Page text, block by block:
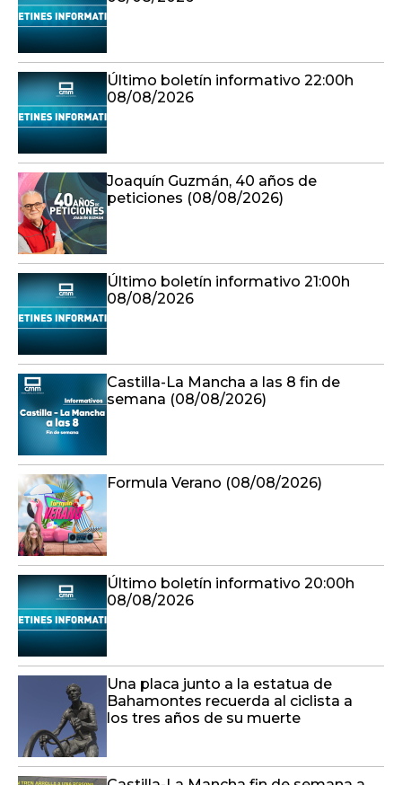
Último boletín informativo 22:00h
08/08/2026
Joaquín Guzmán, 40 años de
peticiones (08/08/2026)
Último boletín informativo 21:00h
08/08/2026
Castilla-La Mancha a las 8 fin de
semana (08/08/2026)
Formula Verano (08/08/2026)
Último boletín informativo 20:00h
08/08/2026
Una placa junto a la estatua de
Bahamontes recuerda al ciclista a
los tres años de su muerte